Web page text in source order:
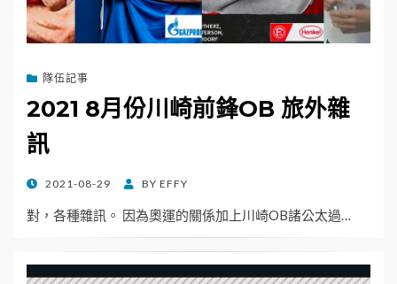
隊伍記事
2021 8月份川崎前鋒OB 旅外雜
訊
POSTED
2021-08-29 BY EFFY
對，各種雜訊。 因為奧運的關係加上川崎OB諸公太過…